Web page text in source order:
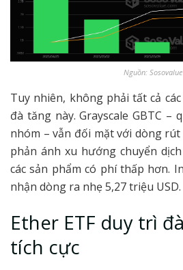
Nguồn: Sosovalue
Tuy nhiên, không phải tất cả
đà tăng này. Grayscale GBTC
nhóm – vẫn đối mặt với dòng
phản ánh xu hướng chuyển
các sản phẩm có phí thấp hơn.
nhận dòng ra nhẹ 5,27 triệu USD.
Ether ETF duy trì
tích cực